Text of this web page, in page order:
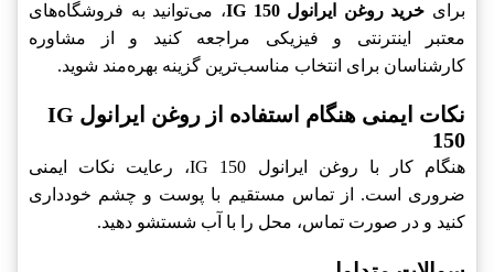
برای خرید روغن ایرانول IG 150
، می‌توانید به فروشگاه‌های
معتبر اینترنتی و فیزیکی مراجعه کنید و از مشاوره
کارشناسان برای انتخاب مناسب‌ترین گزینه بهره‌مند شوید.
نکات ایمنی هنگام استفاده از روغن ایرانول IG
150
هنگام کار با روغن ایرانول IG 150، رعایت نکات ایمنی
ضروری است. از تماس مستقیم با پوست و چشم خودداری
کنید و در صورت تماس، محل را با آب شستشو دهید.